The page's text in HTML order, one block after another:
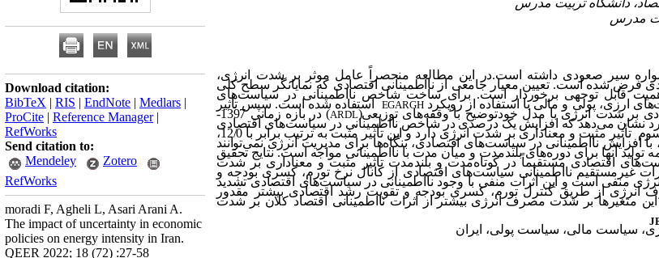
سیر صعودی داشته است.در این مطالعه منحصراً عامل موثر بر شدت انرژی،
فرض شده است. تعیین معیار جامعی از نااطمینانی اقتصادی که نمایانگر سطح کلی
اهمیت قابل توجهی برخوردار است. برای ساخت شاخص نااطمینانی در سیاست‌های
ارزی، پولی و مالی با استفاده از رویکردEGARGH استفاده شده است. سپس تأثیر
بر شدت انرژی با مدل خودتوضیح با وقفه‌های توزیعی(ARDL ) در بازه زمانی 1397-
برآورد نشان می‌‌دهد که افزایش یک درصدی در شاخص نااطمینانی در سیاست‌‌های اقتصادی
در سال جاری، سال دوم و سال سوم تأثیر مثبت و معناداری بر شدت انرژی دارد و این تأثیر مثبت به ترتیب برابر با 12/0،
با افزایش نااطمینانی در سیاست‌‌های اقتصادی، بنگاه‌ها برای مدیریت انرژی نمی‌‌توانند
تولید آنها برای دوره‌های بلندمدت و میان مدت با نااطمینانی مواجه است. نتایج تحقیق
اقتصادی مستقیماً در کوتاه‌‌مدت و بلندمدت تاثیر مثبت و معناداری بر شدت
غیرمستقیم نااطمینانی سیاست‌‌های اقتصادی از کانال نرخ تورم، کسری بودجه و
منفی است و این اثرات منفی با وجود نااطمینانی در سیاست‌‌های اقتصادی تشدید
از طریق کنترل تورم، کسری بودجه و تقویت رشد اقتصادی بیشتر مقدور
این متغیرها بر شدت مصرف انرژی بیشتر از اثرات نااطمینانی اقتصاد کلان بر شدت
سیاست مالی، سیاست پولی، ایران
Download citation:
BibTeX | RIS | EndNote | Medlars |
ProCite | Reference Manager|
RefWorks
Send citation to:
Mendeley
Zotero
RefWorks
moradi F, Agheli L, Asari Arani A.
The impact of uncertainty in economic
policies on energy intensity in Iran.
QEER 2022; 18 (72) :27-58